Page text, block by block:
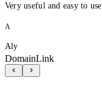
Very useful and easy to
A
Aly
DomainLink